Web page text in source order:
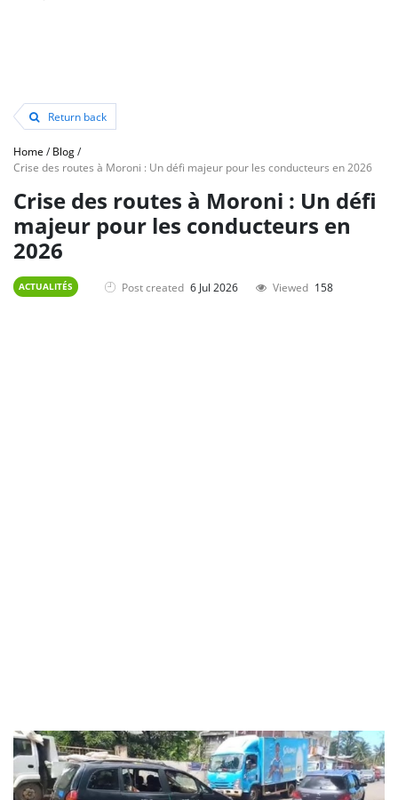
Return back
Home /Blog/
Crise des routes à Moroni : Un défi majeur pour les conducteurs en 2026
Crise des routes à Moroni : Un défi
majeur pour les conducteurs en
2026
ACTUALITÉS Post created 6 Jul 2026 Viewed 158